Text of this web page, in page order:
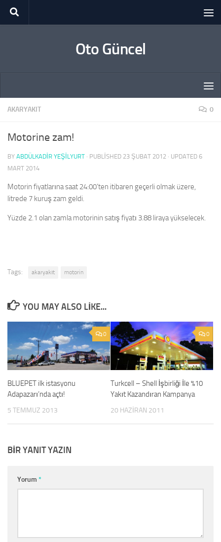
Skip to content
Oto Güncel
AKARYAKIT 0
Motorine zam!
BY ABDÜLKADIR YEŞİLYURT · PUBLISHED 23 ŞUBAT 2012 · UPDATED 6
MART 2014
Motorin fiyatlarına saat 24:00’ten itibaren geçerli olmak üzere,
litrede 7 kuruş zam geldi.
Yüzde 2.1 olan zamla motorinin satış fiyatı 3.88 liraya yükselecek.
Tags: akaryakıt motorin
YOU MAY ALSO LIKE...
0
BLUEPET ilk istasyonu
Adapazarı’nda açtı!
5 TEMMUZ 2013
0
Turkcell – Shell İşbirliği İle %10
Yakıt Kazandıran Kampanya
20 HAZIRAN 2011
BIR YANIT YAZIN
Yorum *